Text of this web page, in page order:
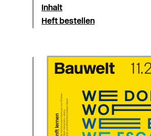
Inhalt
Heft bestellen